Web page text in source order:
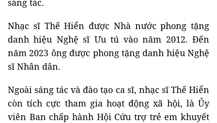
sáng tác.
Nhạc sĩ Thế Hiển được Nhà nước phong tặng
danh hiệu Nghệ sĩ Ưu tú vào năm 2012. Đến
năm 2023 ông được phong tặng danh hiệu Nghệ
sĩ Nhân dân.
Ngoài sáng tác và đào tạo ca sĩ, nhạc sĩ Thế Hiển
còn tích cực tham gia hoạt động xã hội, là Ủy
viên Ban chấp hành Hội Cứu trợ trẻ em khuyết